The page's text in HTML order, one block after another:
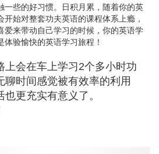
一些的好习惯。日积月累，随着你的英
始对整套功夫英语的课程体系上瘾，
爱来带动自己学习的时候，你的英语学
验愉快的英语学习旅程！
上会在车上学习2个多小时功
聊时间感觉被有效率的利用
更充实有意义了。